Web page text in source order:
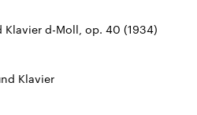
d-Moll, op. 40 (1934)
Klavier